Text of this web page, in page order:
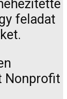
feladat
Nonprofit